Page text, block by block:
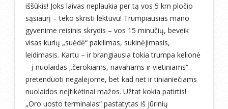
iššūkis! Joks laivas neplaukia per tą vos 5 km pločio
sąsiaurį – teko skristi lėktuvu! Trumpiausias mano
gyvenime reisinis skrydis – vos 15 minučių, beveik
visas kurių „suėdė“ pakilimas, sukinėjimasis,
leidimasis. Kartu – ir brangiausia tokia trumpa kelionė
– į nuolaidas „čerokiams, navahams ir vietiniams“
pretenduoti negalėjome, bet kad net ir tinianiečiams
nuolaidos neįtikėtinai mažos. Užtat kokia patirtis!
„Oro uosto terminalas“ pastatytas iš jūrinių